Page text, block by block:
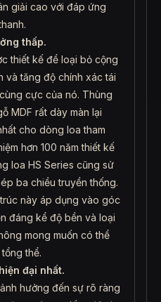
giải cao với đáp ứng
thấp.
thiết kế để loại bỏ cộng
và tăng độ chính xác tái
cực của nó. Thùng
MDF rất dày màn lại
cho dòng loa tham
hơn 100 năm thiết kế
loa HS Series cũng sử
ba chiều truyền thống.
này áp dụng vào góc
đáng kể độ bền và loại
mong muốn có thể
thể.
đại nhất.
hưởng đến sự rõ ràng